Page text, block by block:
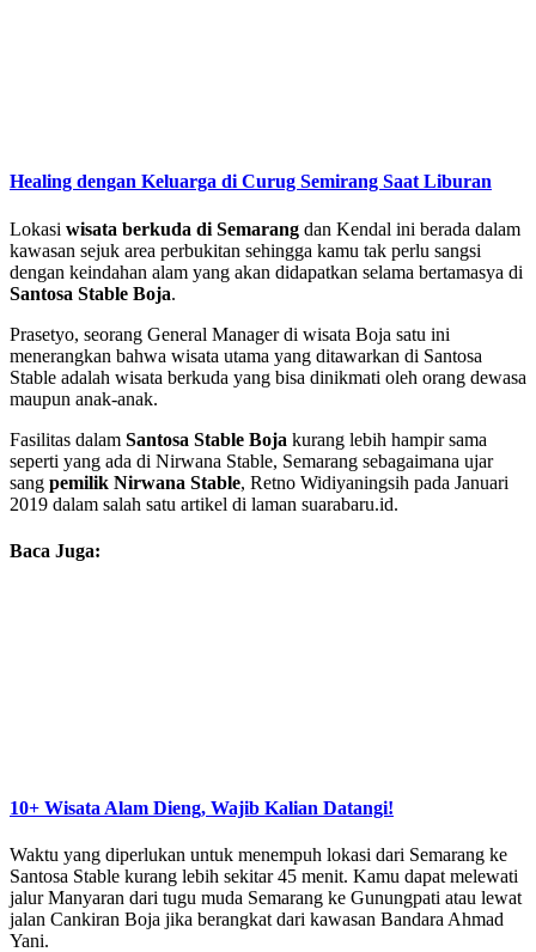
Healing dengan Keluarga di Curug Semirang Saat Liburan
Lokasi wisata berkuda di Semarang dan Kendal ini berada dalam
kawasan sejuk area perbukitan sehingga kamu tak perlu sangsi
dengan keindahan alam yang akan didapatkan selama bertamasya di
Santosa Stable Boja.
Prasetyo, seorang General Manager di wisata Boja satu ini
menerangkan bahwa wisata utama yang ditawarkan di Santosa
Stable adalah wisata berkuda yang bisa dinikmati oleh orang dewasa
maupun anak-anak.
Fasilitas dalam Santosa Stable Boja kurang lebih hampir sama
seperti yang ada di Nirwana Stable, Semarang sebagaimana ujar
sang pemilik Nirwana Stable, Retno Widiyaningsih pada Januari
2019 dalam salah satu artikel di laman suarabaru.id.
Baca Juga:
10+ Wisata Alam Dieng, Wajib Kalian Datangi!
Waktu yang diperlukan untuk menempuh lokasi dari Semarang ke
Santosa Stable kurang lebih sekitar 45 menit. Kamu dapat melewati
jalur Manyaran dari tugu muda Semarang ke Gunungpati atau lewat
jalan Cankiran Boja jika berangkat dari kawasan Bandara Ahmad
Yani.